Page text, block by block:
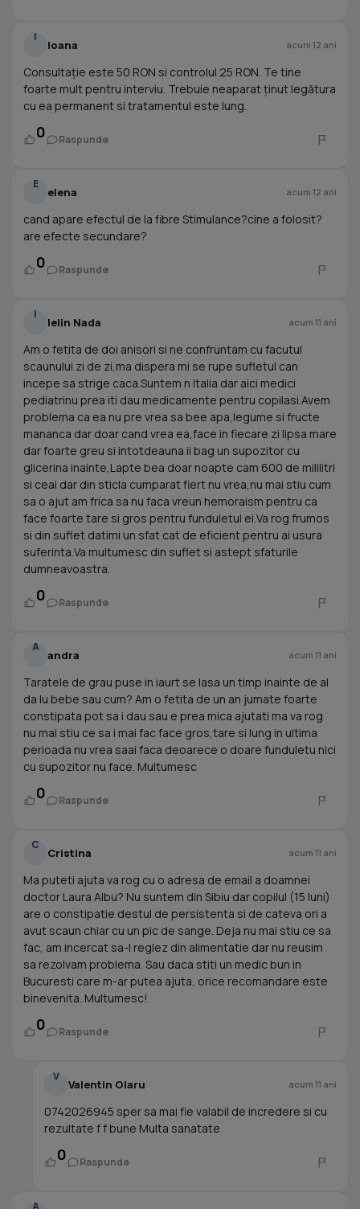
I
Ioana acum 12 ani
Consultație este 50 RON si controlul 25 RON. Te tine
foarte mult pentru interviu. Trebuie neaparat ținut legătura
cu ea permanent si tratamentul este lung.
0 Raspunde
E
elena acum 12 ani
cand apare efectul de la fibre Stimulance?cine a folosit?
are efecte secundare?
0 Raspunde
I
Ielin Nada acum 11 ani
Am o fetita de doi anisori si ne confruntam cu facutul
scaunului zi de zi,ma dispera mi se rupe sufletul can
incepe sa strige caca.Suntem n Italia dar aici medici
pediatrinu prea iti dau medicamente pentru copilasi.Avem
problema ca ea nu pre vrea sa bee apa,legume si fructe
mananca dar doar cand vrea ea,face in fiecare zi lipsa mare
dar foarte greu si intotdeauna ii bag un supozitor cu
glicerina inainte,Lapte bea doar noapte cam 600 de mililitri
si ceai dar din sticla cumparat fiert nu vrea,nu mai stiu cum
sa o ajut am frica sa nu faca vreun hemoraism pentru ca
face foarte tare si gros pentru funduletul ei.Va rog frumos
si din suflet datimi un sfat cat de eficient pentru ai usura
suferinta.Va multumesc din suflet si astept sfaturile
dumneavoastra.
0 Raspunde
A
andra acum 11 ani
Taratele de grau puse in iaurt se lasa un timp inainte de al
da lu bebe sau cum? Am o fetita de un an jumate foarte
constipata pot sa i dau sau e prea mica ajutati ma va rog
nu mai stiu ce sa i mai fac face gros,tare si lung in ultima
perioada nu vrea saai faca deoarece o doare funduletu nici
cu supozitor nu face. Multumesc
0 Raspunde
C
Cristina acum 11 ani
Ma puteti ajuta va rog cu o adresa de email a doamnei
doctor Laura Albu? Nu suntem din Sibiu dar copilul (15 luni)
are o constipatie destul de persistenta si de cateva ori a
avut scaun chiar cu un pic de sange. Deja nu mai stiu ce sa
fac, am incercat sa-l reglez din alimentatie dar nu reusim
sa rezolvam problema. Sau daca stiti un medic bun in
Bucuresti care m-ar putea ajuta, orice recomandare este
binevenita. Multumesc!
0 Raspunde
V
Valentin Olaru acum 11 ani
0742026945 sper sa mai fie valabil de incredere si cu
rezultate f f bune Multa sanatate
0 Raspunde
A